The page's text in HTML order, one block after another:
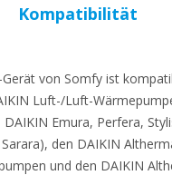
Kompatibilität
von Somfy ist
Luft-/Luft-
Emura, Perfera,
den DAIKIN
und den DAIKIN